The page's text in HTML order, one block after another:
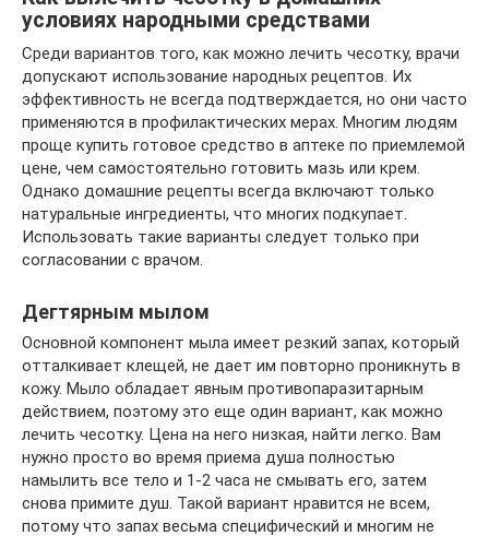
условиях народными средствами
Среди вариантов того, как можно лечить чесотку, врачи
допускают использование народных рецептов. Их
эффективность не всегда подтверждается, но они часто
применяются в профилактических мерах. Многим людям
проще купить готовое средство в аптеке по приемлемой
цене, чем самостоятельно готовить мазь или крем.
Однако домашние рецепты всегда включают только
натуральные ингредиенты, что многих подкупает.
Использовать такие варианты следует только при
согласовании с врачом.
Дегтярным мылом
Основной компонент мыла имеет резкий запах, который
отталкивает клещей, не дает им повторно проникнуть в
кожу. Мыло обладает явным противопаразитарным
действием, поэтому это еще один вариант, как можно
лечить чесотку. Цена на него низкая, найти легко. Вам
нужно просто во время приема душа полностью
намылить все тело и 1-2 часа не смывать его, затем
снова примите душ. Такой вариант нравится не всем,
потому что запах весьма специфический и многим не